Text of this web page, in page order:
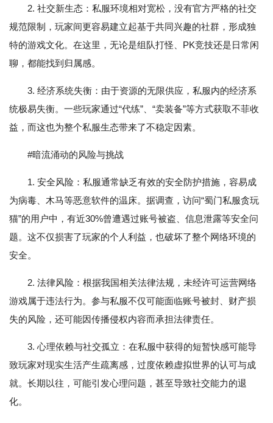
2. 社交新生态：私服环境相对宽松，没有官方严格的社交
规范限制，玩家间更容易建立起基于共同兴趣的社群，形成独
特的游戏文化。在这里，无论是组队打怪、PK竞技还是日常闲
聊，都能找到归属感。
3. 经济系统失衡：由于资源的无限供应，私服内的经济系
统极易失衡。一些玩家通过“代练”、“卖装备”等方式获取不菲收
益，而这也为整个私服生态带来了不稳定因素。
#暗流涌动的风险与挑战
1. 安全风险：私服通常缺乏有效的安全防护措施，容易成
为病毒、木马等恶意软件的温床。据调查，访问“蜀门私服贪玩
猫”的用户中，有近30%曾遭遇过账号被盗、信息泄露等安全问
题。这不仅损害了玩家的个人利益，也破坏了整个网络环境的
安全。
2. 法律风险：根据我国相关法律法规，未经许可运营网络
游戏属于违法行为。参与私服不仅可能面临账号被封、财产损
失的风险，还可能因传播侵权内容而承担法律责任。
3. 心理依赖与社交孤立：在私服中获得的短暂快感可能导
致玩家对现实生活产生疏离感，过度依赖虚拟世界的认可与成
就。长期以往，可能引发心理问题，甚至导致社交能力的退
化。